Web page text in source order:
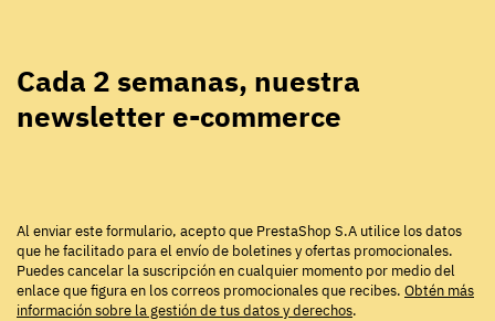
Cada 2 semanas, nuestra
newsletter e-commerce
Al enviar este formulario, acepto que PrestaShop S.A utilice los datos
que he facilitado para el envío de boletines y ofertas promocionales.
Puedes cancelar la suscripción en cualquier momento por medio del
enlace que figura en los correos promocionales que recibes. Obtén más
información sobre la gestión de tus datos y derechos.